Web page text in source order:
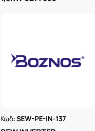
Κωδ:SEW-PE-IN-137